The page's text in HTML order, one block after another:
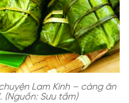
Lam Kinh – càng ăn
(Nguồn: Sưu tầm)